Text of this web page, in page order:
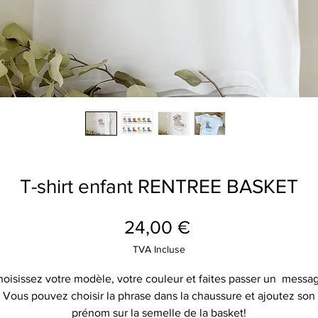
T-shirt enfant RENTREE BASKET
24,00 €Prix
TVA Incluse
votre modèle, votre couleur et faites passer un
Vous pouvez choisir la phrase dans la chaussure et ajoutez son
prénom sur la semelle de la basket!